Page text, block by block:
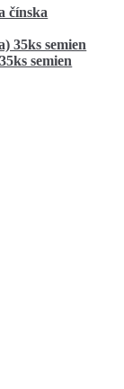
čínska
semien